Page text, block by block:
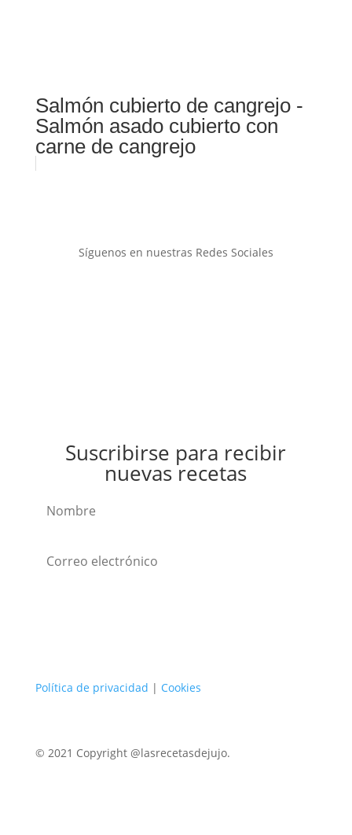
Salmón cubierto de cangrejo -
Salmón asado cubierto con
carne de cangrejo
Síguenos en nuestras Redes Sociales
Suscribirse para recibir
nuevas recetas
Política de privacidad | Cookies
© 2021 Copyright @lasrecetasdejujo.